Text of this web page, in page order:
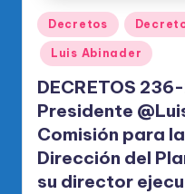
Publicado
en
Decretos
Luis Abinader
DECRETOS
Presidente
Comisión para
Dirección del
su director